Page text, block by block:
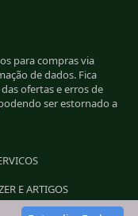
para compras via
de dados. Fica
ofertas e erros de
ser estornado a
E ARTIGOS